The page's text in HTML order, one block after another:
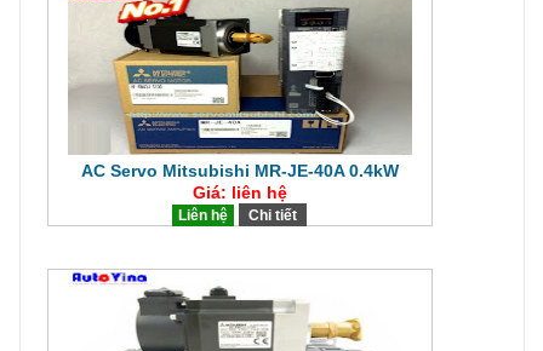
AC Servo Mitsubishi MR-JE-40A 0.4kW
Giá: liên hệ
Liên hệ Chi tiết